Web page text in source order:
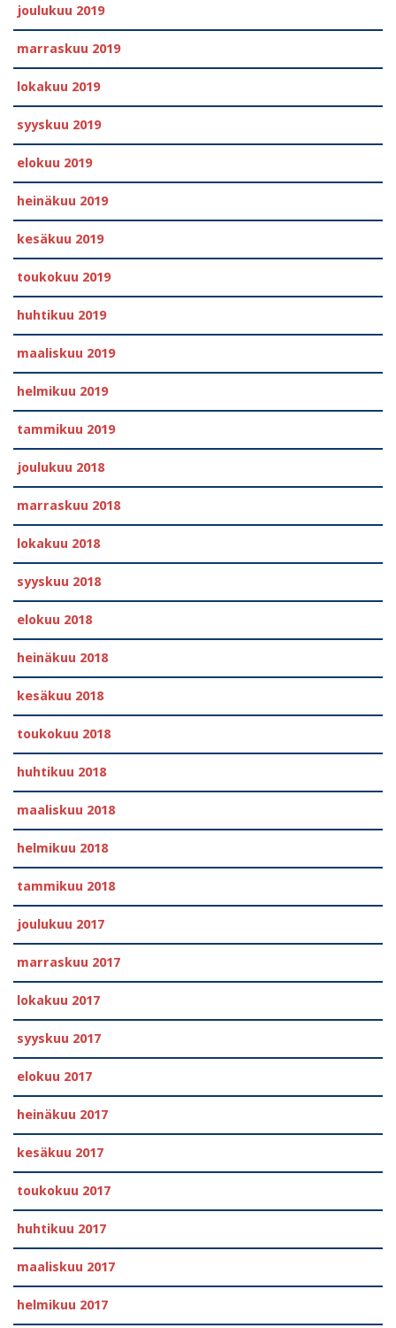
joulukuu 2019
marraskuu 2019
lokakuu 2019
syyskuu 2019
elokuu 2019
heinäkuu 2019
kesäkuu 2019
toukokuu 2019
huhtikuu 2019
maaliskuu 2019
helmikuu 2019
tammikuu 2019
joulukuu 2018
marraskuu 2018
lokakuu 2018
syyskuu 2018
elokuu 2018
heinäkuu 2018
kesäkuu 2018
toukokuu 2018
huhtikuu 2018
maaliskuu 2018
helmikuu 2018
tammikuu 2018
joulukuu 2017
marraskuu 2017
lokakuu 2017
syyskuu 2017
elokuu 2017
heinäkuu 2017
kesäkuu 2017
toukokuu 2017
huhtikuu 2017
maaliskuu 2017
helmikuu 2017